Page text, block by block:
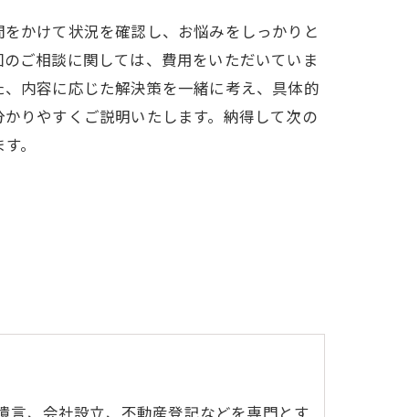
かけて状況を確認し、お悩みをしっかりと
ご相談に関しては、費用をいただいていま
内容に応じた解決策を一緒に考え、具体的
りやすくご説明いたします。納得して次の
。
言、会社設立、不動産登記などを専門とす